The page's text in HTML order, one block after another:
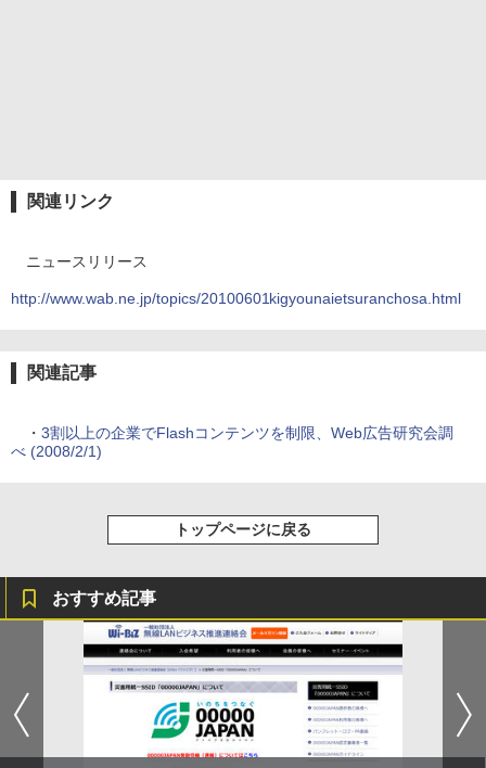
関連リンク
ニュースリリース
http://www.wab.ne.jp/topics/20100601kigyounaietsuranchosa.html
関連記事
・ 3割以上の企業でFlashコンテンツを制限、Web広告研究会調
べ (2008/2/1)
トップページに戻る
おすすめ記事